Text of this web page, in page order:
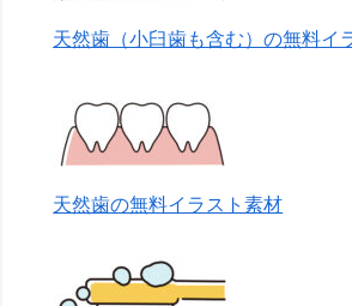
天然歯（小臼歯も含む）の無料イ
天然歯の無料イラスト素材